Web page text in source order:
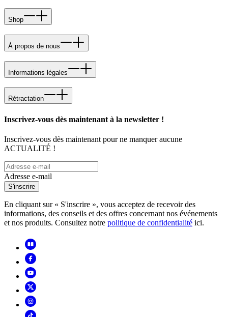
Shop
À propos de nous
Informations légales
Rétractation
Inscrivez-vous dès maintenant à la newsletter !
Inscrivez-vous dès maintenant pour ne manquer aucune
ACTUALITÉ !
Adresse e-mail
S'inscrire
En cliquant sur « S'inscrire », vous acceptez de recevoir des
informations, des conseils et des offres concernant nos événements
et nos produits. Consultez notre politique de confidentialité ici.